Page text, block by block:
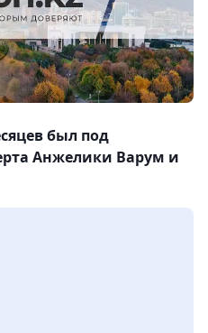
был под
Анжелики Варум и